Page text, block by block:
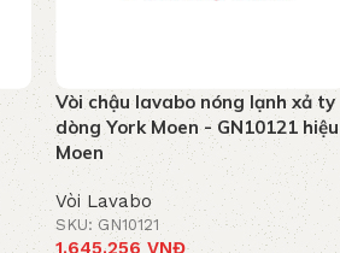
Vòi chậu lavabo nóng lạnh xả ty
dòng York Moen - GN10121 hiệu
Moen
Vòi Lavabo
SKU: GN10121
1.645.256VNĐ